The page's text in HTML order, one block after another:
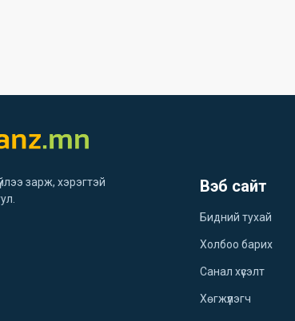
зарж, хэрэгтэй
Вэб сайт
Бидний тухай
Холбоо барих
Санал хүсэлт
Хөгжүүлэгч